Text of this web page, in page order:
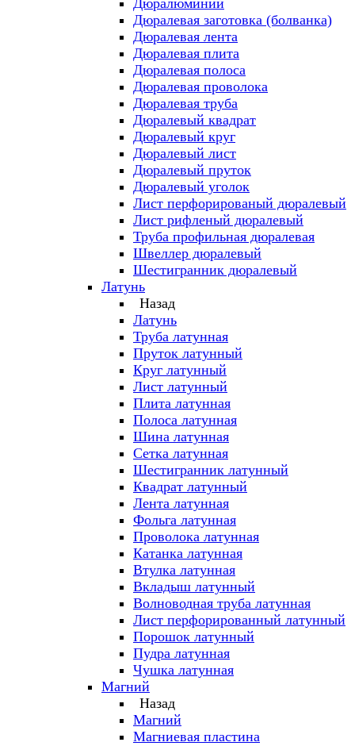
Дюралюминий
Дюралевая заготовка (болванка)
Дюралевая лента
Дюралевая плита
Дюралевая полоса
Дюралевая проволока
Дюралевая труба
Дюралевый квадрат
Дюралевый круг
Дюралевый лист
Дюралевый пруток
Дюралевый уголок
Лист перфорированый дюралевый
Лист рифленый дюралевый
Труба профильная дюралевая
Швеллер дюралевый
Шестигранник дюралевый
Латунь
Назад
Латунь
Труба латунная
Пруток латунный
Круг латунный
Лист латунный
Плита латунная
Полоса латунная
Шина латунная
Сетка латунная
Шестигранник латунный
Квадрат латунный
Лента латунная
Фольга латунная
Проволока латунная
Катанка латунная
Втулка латунная
Вкладыш латунный
Волноводная труба латунная
Лист перфорированный латунный
Порошок латунный
Пудра латунная
Чушка латунная
Магний
Назад
Магний
Магниевая пластина